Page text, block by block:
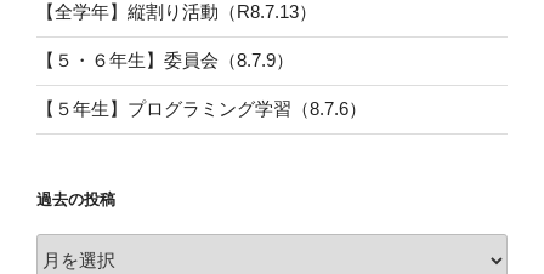
【全学年】縦割り活動（R8.7.13）
【５・６年生】委員会（8.7.9）
【５年生】プログラミング学習（8.7.6）
過去の投稿
過